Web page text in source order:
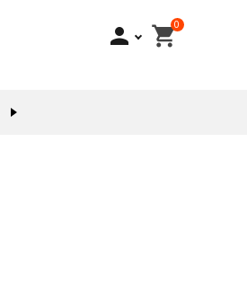
person 0
shopping_cart